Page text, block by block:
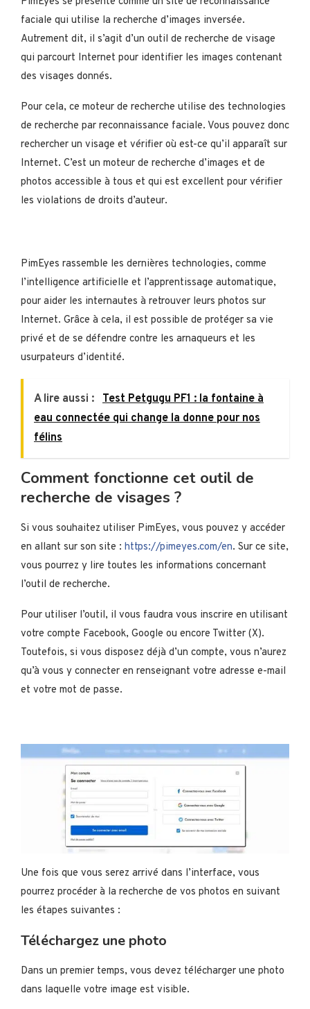
faciale qui utilise la recherche d’images inversée.
Autrement dit, il s’agit d’un outil de recherche de visage
qui parcourt Internet pour identifier les images contenant
des visages donnés.
Pour cela, ce moteur de recherche utilise des technologies
de recherche par reconnaissance faciale. Vous pouvez donc
rechercher un visage et vérifier où est-ce qu’il apparaît sur
Internet. C’est un moteur de recherche d’images et de
photos accessible à tous et qui est excellent pour vérifier
les violations de droits d’auteur.
PimEyes rassemble les dernières technologies, comme
l’intelligence artificielle et l’apprentissage automatique,
pour aider les internautes à retrouver leurs photos sur
Internet. Grâce à cela, il est possible de protéger sa vie
privé et de se défendre contre les arnaqueurs et les
usurpateurs d’identité.
A lire aussi :
Test Petgugu PF1 : la fontaine à
eau connectée qui change la donne pour nos
félins
Comment fonctionne cet outil de
recherche de visages ?
Si vous souhaitez utiliser PimEyes, vous pouvez y accéder
en allant sur son site : https://pimeyes.com/en. Sur ce site,
vous pourrez y lire toutes les informations concernant
l’outil de recherche.
Pour utiliser l’outil, il vous faudra vous inscrire en utilisant
votre compte Facebook, Google ou encore Twitter (X).
Toutefois, si vous disposez déjà d’un compte, vous n’aurez
qu’à vous y connecter en renseignant votre adresse e-mail
et votre mot de passe.
Une fois que vous serez arrivé dans l’interface, vous
pourrez procéder à la recherche de vos photos en suivant
les étapes suivantes :
Téléchargez une photo
Dans un premier temps, vous devez télécharger une photo
dans laquelle votre image est visible.